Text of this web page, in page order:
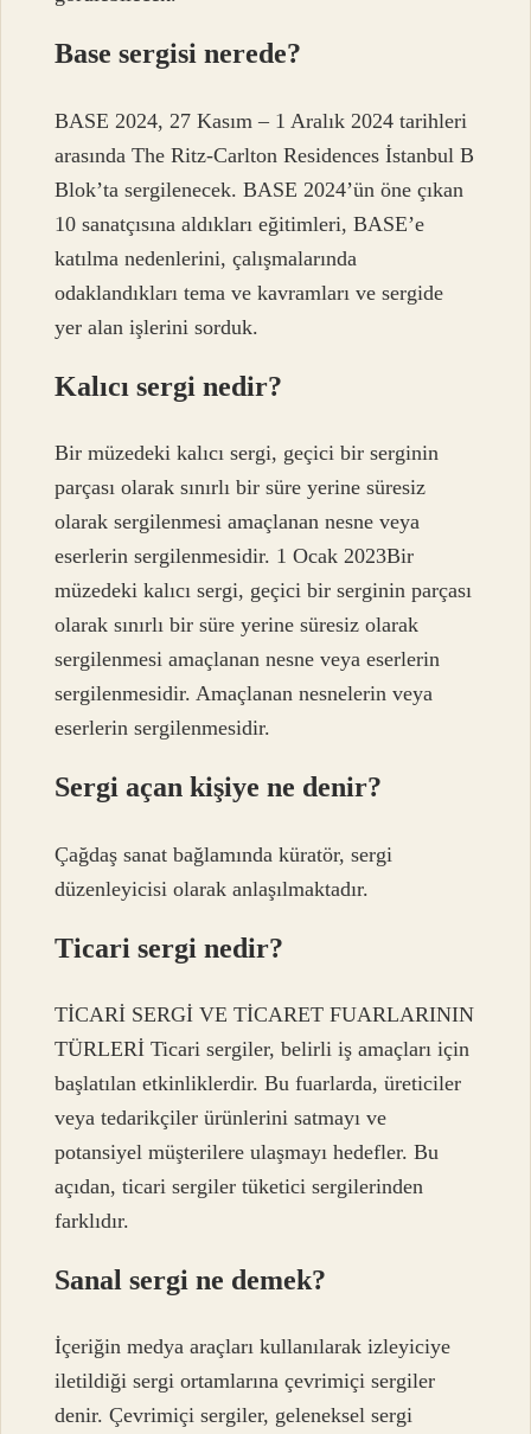
Base sergisi nerede?
BASE 2024, 27 Kasım – 1 Aralık 2024 tarihleri ​​
arasında The Ritz-Carlton Residences İstanbul B
Blok’ta sergilenecek. BASE 2024’ün öne çıkan
10 sanatçısına aldıkları eğitimleri, BASE’e
katılma nedenlerini, çalışmalarında
odaklandıkları tema ve kavramları ve sergide
yer alan işlerini sorduk.
Kalıcı sergi nedir?
Bir müzedeki kalıcı sergi, geçici bir serginin
parçası olarak sınırlı bir süre yerine süresiz
olarak sergilenmesi amaçlanan nesne veya
eserlerin sergilenmesidir. 1 Ocak 2023Bir
müzedeki kalıcı sergi, geçici bir serginin parçası
olarak sınırlı bir süre yerine süresiz olarak
sergilenmesi amaçlanan nesne veya eserlerin
sergilenmesidir. Amaçlanan nesnelerin veya
eserlerin sergilenmesidir.
Sergi açan kişiye ne denir?
Çağdaş sanat bağlamında küratör, sergi
düzenleyicisi olarak anlaşılmaktadır.
Ticari sergi nedir?
TİCARİ SERGİ VE TİCARET FUARLARININ
TÜRLERİ Ticari sergiler, belirli iş amaçları için
başlatılan etkinliklerdir. Bu fuarlarda, üreticiler
veya tedarikçiler ürünlerini satmayı ve
potansiyel müşterilere ulaşmayı hedefler. Bu
açıdan, ticari sergiler tüketici sergilerinden
farklıdır.
Sanal sergi ne demek?
İçeriğin medya araçları kullanılarak izleyiciye
iletildiği sergi ortamlarına çevrimiçi sergiler
denir. Çevrimiçi sergiler, geleneksel sergi